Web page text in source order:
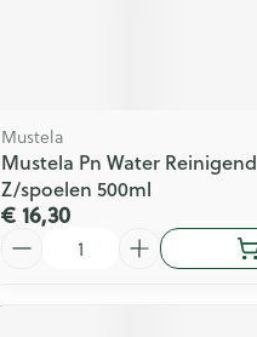
Mustela
Mustela Pn Water Reinigend
Z/spoelen 500ml
€ 16,30